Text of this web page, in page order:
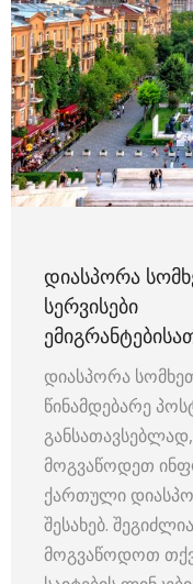
ᲓᲘᲐᲡᲞᲝᲠᲐ
ᲡᲔᲠᲕᲘᲡᲔᲑᲘ
დიასპორა
წინამდებარე
განსათავსებლად,
მოგვაწოდეთ
ქართული
შესახებ.
მოგვაწოდოთ